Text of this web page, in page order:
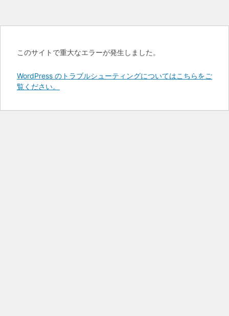
このサイトで重大なエラーが発生しました。
WordPress のトラブルシューティングについてはこちらをご
覧ください。